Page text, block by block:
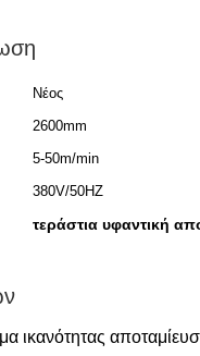
Νέος
2600mm
5-50m/min
380V/50HZ
τεράστια υφαντική
ικανότητας